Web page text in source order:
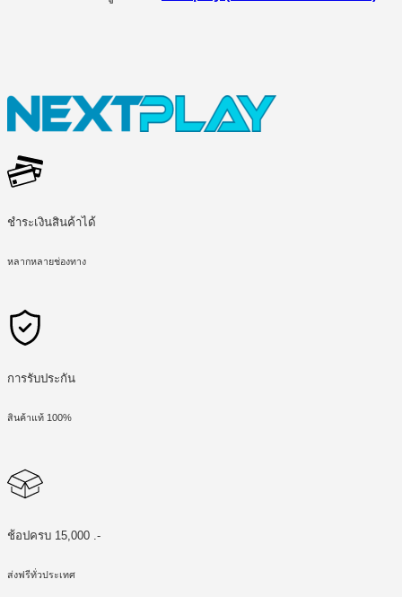
ชำระเงินสินค้าได้
หลากหลายช่องทาง
การรับประกัน
สินค้าแท้ 100%
ช้อปครบ 15,000 .-
ส่งฟรีทั่วประเทศ